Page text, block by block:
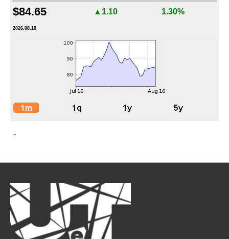
$84.65 ▲1.10 1.30%
2026.08.10
-